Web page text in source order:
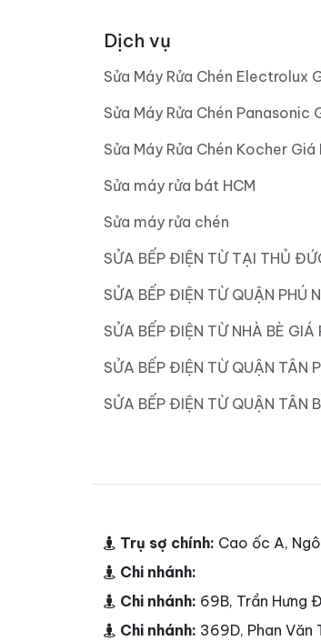
Dịch vụ
Sửa Máy Rửa Chén Electrolux
Sửa Máy Rửa Chén Panasonic
Sửa Máy Rửa Chén Kocher Giá
Sửa máy rửa bát HCM
Sửa máy rửa chén
SỬA BẾP ĐIỆN TỪ TẠI THỦ
SỬA BẾP ĐIỆN TỪ QUẬN PHÚ
SỬA BẾP ĐIỆN TỪ NHÀ BÈ GIÁ
SỬA BẾP ĐIỆN TỪ QUẬN TÂN
SỬA BẾP ĐIỆN TỪ QUẬN TÂN
Trụ sợ chính: Cao ốc A,
Chi nhánh:
Chi nhánh: 69B, Trần Hưng
Chi nhánh: 369D, Phan Văn